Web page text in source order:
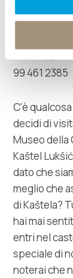
Guida e
99 461 2385
C'è
decidi di
Museo della
Kaštel
dato che
meglio che
di Kaštela?
hai mai
entri nel
speciale di
noterai che